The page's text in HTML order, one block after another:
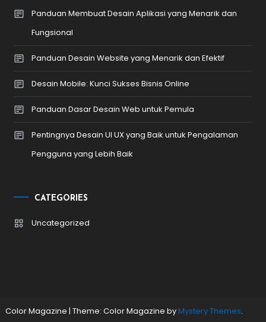
Panduan Membuat Desain Aplikasi yang Menarik dan
Fungsional
Panduan Desain Website yang Menarik dan Efektif
Desain Mobile: Kunci Sukses Bisnis Online
Panduan Dasar Desain Web untuk Pemula
Pentingnya Desain UI UX yang Baik untuk Pengalaman
Pengguna yang Lebih Baik
CATEGORIES
Uncategorized
Color Magazine | Theme: Color Magazine byMystery Themes.